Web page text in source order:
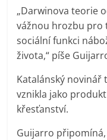
„Darwinova teorie
vážnou hrozbu pro
sociální funkci
života,“ píše
Katalánský novinář
vznikla jako
křesťanství.
Guijarro